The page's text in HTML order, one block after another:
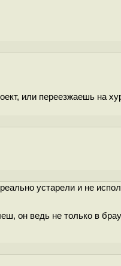
или переезжаешь на
устарели и не
он ведь не только в